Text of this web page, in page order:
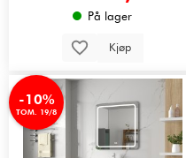
På lager
Kjøp
-10%
TOM. 19/8